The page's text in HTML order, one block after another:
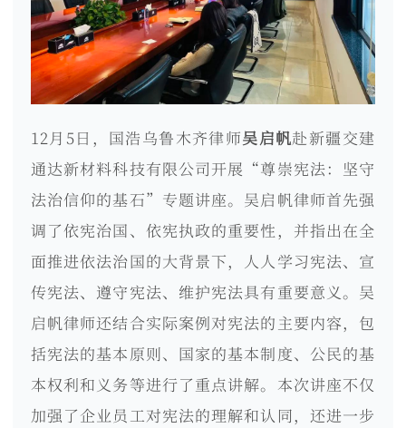
12月5日，国浩乌鲁木齐律师吴启帆赴新疆交建
通达新材料科技有限公司开展“尊崇宪法：坚守
法治信仰的基石”专题讲座。吴启帆律师首先强
调了依宪治国、依宪执政的重要性，并指出在全
面推进依法治国的大背景下，人人学习宪法、宣
传宪法、遵守宪法、维护宪法具有重要意义。吴
启帆律师还结合实际案例对宪法的主要内容，包
括宪法的基本原则、国家的基本制度、公民的基
本权利和义务等进行了重点讲解。本次讲座不仅
加强了企业员工对宪法的理解和认同，还进一步